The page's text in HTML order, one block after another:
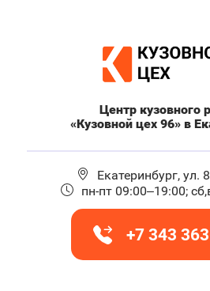
Центр кузовного
«Кузовной цех 96» в
Екатеринбург, ул.
пн-пт 09:00–19:00;
+7 343